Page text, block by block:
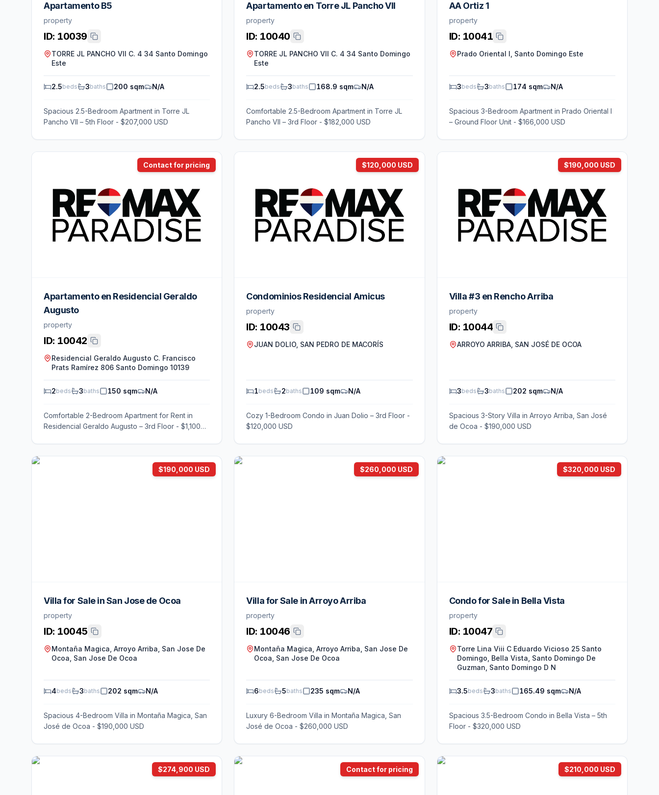
Apartamento B5
property
ID: 10039
TORRE JL PANCHO VII C. 4 34 Santo Domingo
Este
2.5beds 3baths 200 sqm N/A
Spacious 2.5-Bedroom Apartment in Torre JL
Pancho VII – 5th Floor - $207,000 USD
Apartamento en Torre JL Pancho VII
property
ID: 10040
TORRE JL PANCHO VII C. 4 34 Santo Domingo
Este
2.5beds 3baths 168.9 sqm N/A
Comfortable 2.5-Bedroom Apartment in Torre JL
Pancho VII – 3rd Floor - $182,000 USD
AA Ortiz 1
property
ID: 10041
Prado Oriental I, Santo Domingo Este
3beds 3baths 174 sqm N/A
Spacious 3-Bedroom Apartment in Prado Oriental I
– Ground Floor Unit - $166,000 USD
Contact for pricing
Apartamento en Residencial Geraldo
Augusto
property
ID: 10042
Residencial Geraldo Augusto C. Francisco
Prats Ramírez 806 Santo Domingo 10139
2beds 3baths 150 sqm N/A
Comfortable 2-Bedroom Apartment for Rent in
Residencial Geraldo Augusto – 3rd Floor - $1,100
$120,000 USD
Condominios Residencial Amicus
property
ID: 10043
JUAN DOLIO, SAN PEDRO DE MACORÍS
1beds 2baths 109 sqm N/A
Cozy 1-Bedroom Condo in Juan Dolio – 3rd Floor -
$120,000 USD
$190,000 USD
Villa #3 en Rencho Arriba
property
ID: 10044
ARROYO ARRIBA, SAN JOSÉ DE OCOA
3beds 3baths 202 sqm N/A
Spacious 3-Story Villa in Arroyo Arriba, San José
de Ocoa - $190,000 USD
$190,000 USD
Villa for Sale in San Jose de Ocoa
property
ID: 10045
Montaña Magica, Arroyo Arriba, San Jose De
Ocoa, San Jose De Ocoa
4beds 3baths 202 sqm N/A
Spacious 4-Bedroom Villa in Montaña Magica, San
José de Ocoa - $190,000 USD
$260,000 USD
Villa for Sale in Arroyo Arriba
property
ID: 10046
Montaña Magica, Arroyo Arriba, San Jose De
Ocoa, San Jose De Ocoa
6beds 5baths 235 sqm N/A
Luxury 6-Bedroom Villa in Montaña Magica, San
José de Ocoa - $260,000 USD
$320,000 USD
Condo for Sale in Bella Vista
property
ID: 10047
Torre Lina Viii C Eduardo Vicioso 25 Santo
Domingo, Bella Vista, Santo Domingo De
Guzman, Santo Domingo D N
3.5beds 3baths 165.49 sqm N/A
Spacious 3.5-Bedroom Condo in Bella Vista – 5th
Floor - $320,000 USD
$274,900 USD Contact for pricing $210,000 USD